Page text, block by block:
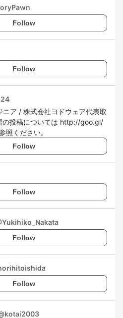
Follow
Follow
ニア / 株式会社ヨドウェア代表取
の投稿については http://goo.gl/
照ください。
Follow
Follow
Yukihiko_Nakata
Follow
Follow
kotai2003